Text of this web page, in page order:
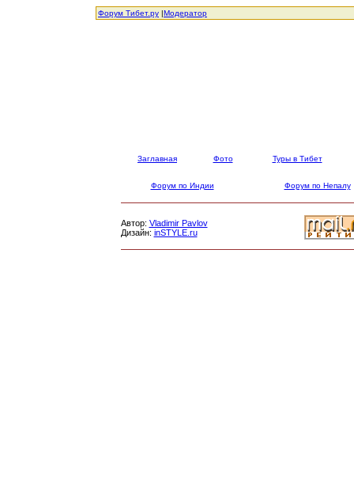
Форум Тибет.ру |Модератор
Заглавная Фото Туры в Тибет
Форум по Индии Форум по Непалу
Автор: Vladimir Pavlov
Дизайн: inSTYLE.ru